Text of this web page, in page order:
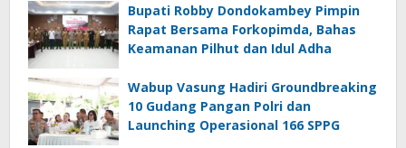
Bupati Robby Dondokambey Pimpin
Rapat Bersama Forkopimda, Bahas
Keamanan Pilhut dan Idul Adha
Wabup Vasung Hadiri Groundbreaking
10 Gudang Pangan Polri dan
Launching Operasional 166 SPPG